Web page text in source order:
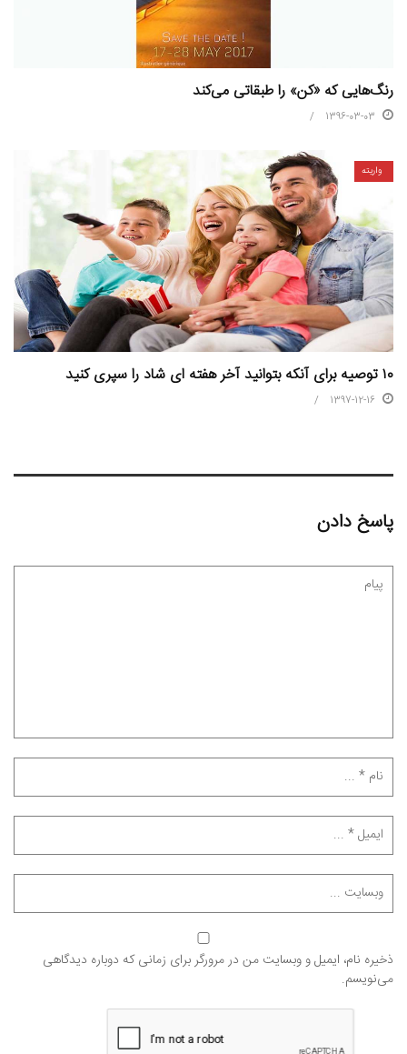
رنگ‌هایی که «کن» را طبقاتی می‌کند
1396-03-03
واریته
۱۰ توصیه برای آنکه بتوانید آخر هفته ای شاد را سپری کنید
1397-12-16
پاسخ دادن
ذخیره نام، ایمیل و وبسایت من در مرورگر برای زمانی که دوباره دیدگاهی
می‌نویسم.